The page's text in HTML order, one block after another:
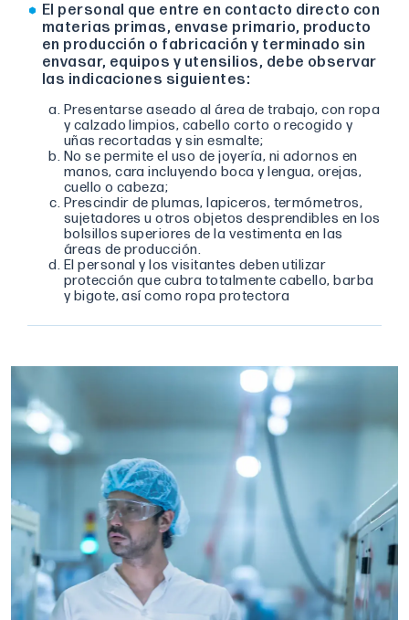
El personal que entre en contacto directo con
materias primas, envase primario, producto
en producción o fabricación y terminado sin
envasar, equipos y utensilios, debe observar
las indicaciones siguientes:
Presentarse aseado al área de trabajo, con ropa
y calzado limpios, cabello corto o recogido y
uñas recortadas y sin esmalte;
No se permite el uso de joyería, ni adornos en
manos, cara incluyendo boca y lengua, orejas,
cuello o cabeza;
Prescindir de plumas, lapiceros, termómetros,
sujetadores u otros objetos desprendibles en los
bolsillos superiores de la vestimenta en las
áreas de producción.
El personal y los visitantes deben utilizar
protección que cubra totalmente cabello, barba
y bigote, así como ropa protectora